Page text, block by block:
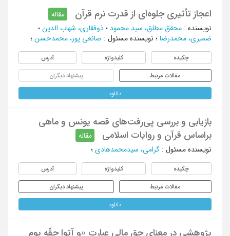
اعجاز تأثیری جلوه‌ای از قدرت نرم قرآن
مقاله
نویسنده : محقق مطلق، سید محمود ؛ ذوفقاری، شهاب الدین ؛
ضمیری، محمدرضا ؛ نویسنده مسئول : صانعی پور، محمدحسن ؛
چکیده کلیدواژه آدرس
مقالات مرتبط پیشنهاد دیگران
دانلود
بازیابی و بررسی پی‌رفت‌های قصه یونس و ماهی
براساس قرآن و روایات اسلامی
مقاله
نویسنده مسئول : گرامی، سیدمحمدهادی ؛
چکیده کلیدواژه آدرس
مقالات مرتبط پیشنهاد دیگران
دانلود
پژوهشی در معنای حق مالی عبارت «و آتوا حقّه یوم